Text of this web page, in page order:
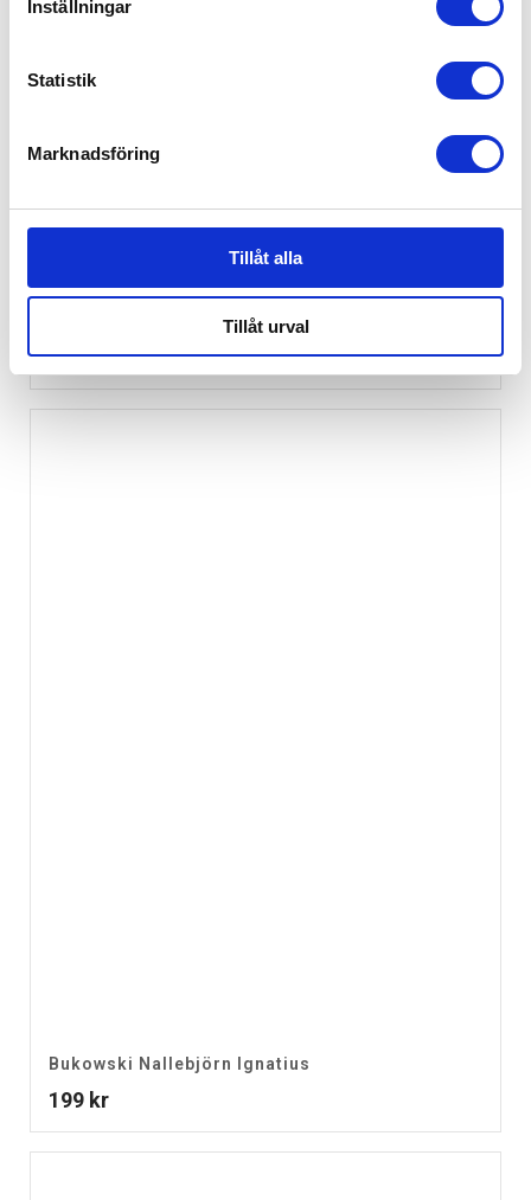
Inställningar
Statistik
Marknadsföring
Tillåt alla
Tillåt urval
Bukowski Nalle Mr & Mrs
279kr
Bukowski Nallebjörn Ignatius
199 kr